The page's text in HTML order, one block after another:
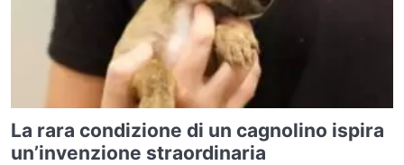
La rara condizione di un cagnolino ispira
un’invenzione straordinaria